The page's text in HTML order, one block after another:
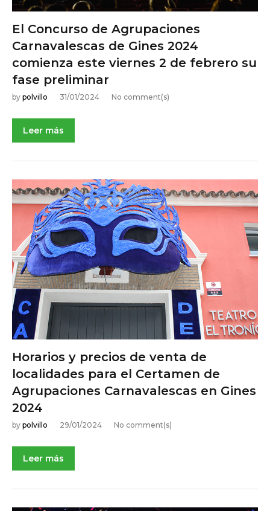
El Concurso de Agrupaciones
Carnavalescas de Gines 2024
comienza este viernes 2 de febrero su
fase preliminar
31/01/2024
by polvillo No comment(s)
Leer más
NOTICIAS DE ACTUALIDAD
Horarios y precios de venta de
localidades para el Certamen de
Agrupaciones Carnavalescas en Gines
2024
29/01/2024
by polvillo No comment(s)
Leer más